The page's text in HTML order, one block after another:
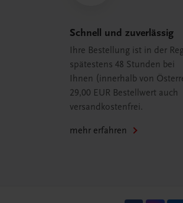
Schnell und zuverlässig
Ihre Bestellung ist in der
spätestens 48 Stunden bei
Ihnen (innerhalb von
29,00 EUR Bestellwert auch
versandkostenfrei.
mehr erfahren